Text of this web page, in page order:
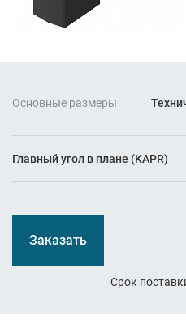
Основные размеры
Главный угол в плане (KAPR)
Заказать
Срок